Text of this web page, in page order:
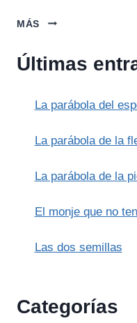
MÁS
LA
LA
LA
(ESOPO)
Últimas
La parábola del
La parábola de la
La parábola de la
El monje que no
Las dos semillas
Categorías